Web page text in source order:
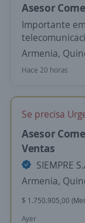
Asesor
Importante
Armenia,
Hace 20 horas
Se precisa
Asesor
Ventas
SIEMPRE
Armenia,
$ 1.750.905,00
Ayer